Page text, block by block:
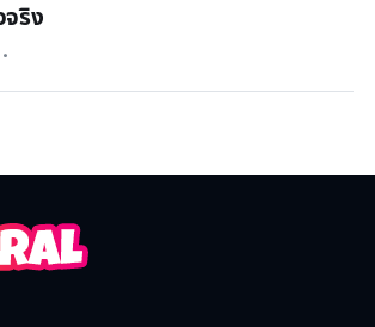
ริง